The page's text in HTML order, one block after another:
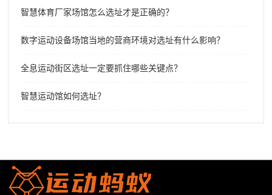
智慧体育厂家场馆怎么选址才是正确的？
数字运动设备场馆当地的营商环境对选址有什么影响？
全息运动街区选址一定要抓住哪些关键点？
智慧运动馆如何选址？